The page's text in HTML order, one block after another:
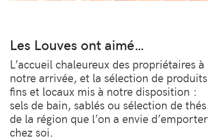
Les Louves ont aimé…
L’accueil chaleureux des propriétaires à
notre arrivée, et la sélection de produits
fins et locaux mis à notre disposition :
sels de bain, sablés ou sélection de thés
de la région que l’on a envie d’emporter
chez soi.